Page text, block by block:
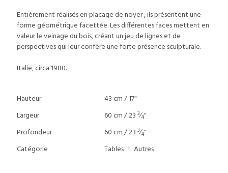
Entièrement réalisés en placage de noyer , ils présentent une
forme géométrique facettée. Les différentes faces mettent en
valeur le veinage du bois, créant un jeu de lignes et de
perspectives qui leur confère une forte présence sculpturale.
Italie, circa 1980.
Hauteur
43 cm / 17"
Largeur
60 cm / 23 3⁄4"
Profondeur
60 cm / 23 3⁄4"
Catégorie
Tables Autres